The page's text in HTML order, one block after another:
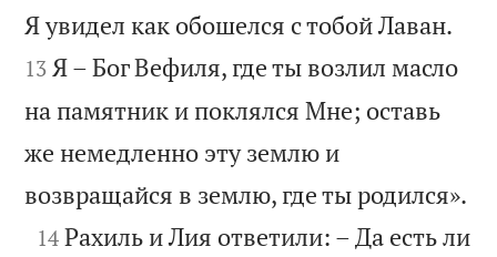
Я увидел как обошелся с тобой Лаван.
13 Я – Бог Вефиля, где ты возлил масло
на памятник и поклялся Мне; оставь
же немедленно эту землю и
возвращайся в землю, где ты родился».

14 Рахиль и Лия ответили: – Да есть ли